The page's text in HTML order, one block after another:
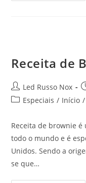
Receita de
Led Russo Nox
Especiais / Início /
Receita de brownie é
todo o mundo e é
Unidos. Sendo a
se que…